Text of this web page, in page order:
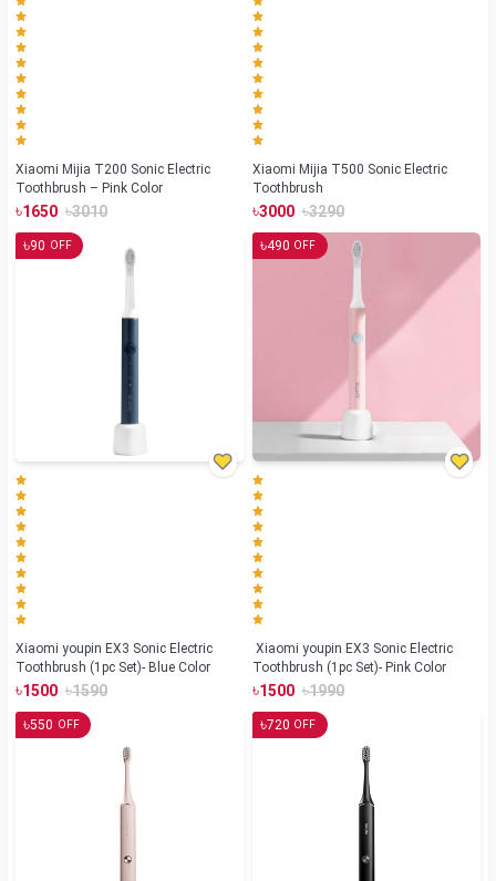
Xiaomi Mijia T200 Sonic Electric
Toothbrush – Pink Color
৳1650 ৳3010
Xiaomi Mijia T500 Sonic Electric
Toothbrush
৳3000 ৳3290
৳90 OFF
Xiaomi youpin EX3 Sonic Electric
Toothbrush (1pc Set)- Blue Color
৳1500 ৳1590
৳490 OFF
Toothbrush (1pc Set)- Pink Color
৳1500 ৳1990
৳550 OFF ৳720 OFF